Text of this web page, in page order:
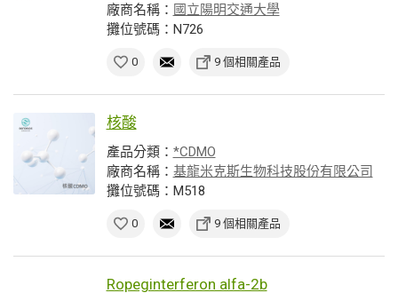
廠商名稱： 國立陽明交通大學
攤位號碼：N726
0 9 個相關產品
核酸
產品分類： *CDMO
廠商名稱： 基龍米克斯生物科技股份有限公司
攤位號碼：M518
0 9 個相關產品
Ropeginterferon alfa-2b